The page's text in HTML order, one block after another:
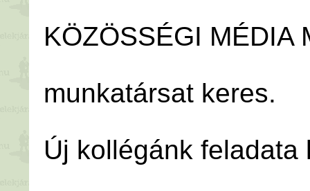
KÖZÖSSÉGI MÉDIA
munkatársat keres.
Új kollégánk feladata